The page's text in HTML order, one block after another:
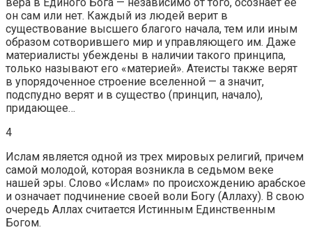
он сам или нет. Каждый из людей верит в
существование высшего благого начала, тем или иным
образом сотворившего мир и управляющего им. Даже
материалисты убеждены в наличии такого принципа,
только называют его «материей». Атеисты также верят
в упорядоченное строение вселенной — а значит,
подспудно верят и в существо (принцип, начало),
придающее…
4
Ислам является одной из трех мировых религий, причем
самой молодой, которая возникла в седьмом веке
нашей эры. Слово «Ислам» по происхождению арабское
и означает подчинение своей воли Богу (Аллаху). В свою
очередь Аллах считается Истинным Единственным
Богом.